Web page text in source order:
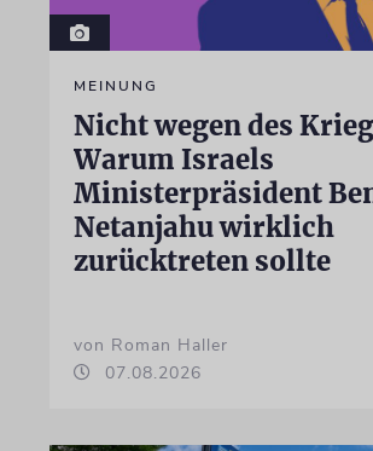
MEINUNG
Nicht wegen des
Warum Israels
Ministerpräsident
Netanjahu wirklich
zurücktreten sollte
von Roman Haller
07.08.2026